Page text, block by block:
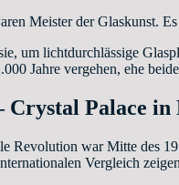
Meister der Glaskunst.
um lichtdurchlässige
Jahre vergehen, ehe
Crystal Palace
Revolution war Mitte des
Vergleich